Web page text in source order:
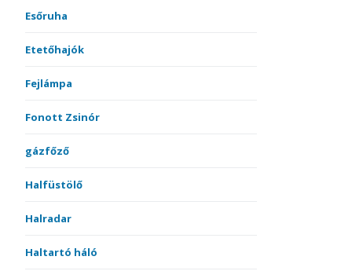
Esőruha
Etetőhajók
Fejlámpa
Fonott Zsinór
gázfőző
Halfüstölő
Halradar
Haltartó háló